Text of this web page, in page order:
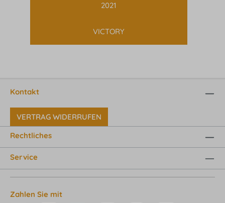
2021
VICTORY
Kontakt
VERTRAG WIDERRUFEN
Rechtliches
Service
Zahlen Sie mit